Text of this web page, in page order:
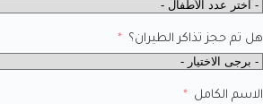
هل تم حجز تذاكر الطيران؟
الاسم الكامل